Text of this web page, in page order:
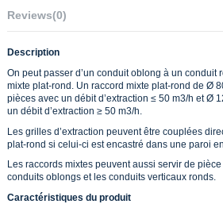
Reviews(0)
Description
On peut passer d’un conduit oblong à un conduit
mixte plat-rond. Un raccord mixte plat-rond de Ø
pièces avec un débit d’extraction ≤ 50 m3/h et Ø
un débit d’extraction ≥ 50 m3/h.
Les grilles d’extraction peuvent être couplées
plat-rond si celui-ci est encastré dans une paroi
Les raccords mixtes peuvent aussi servir de
conduits oblongs et les conduits verticaux ronds.
Caractéristiques du produit